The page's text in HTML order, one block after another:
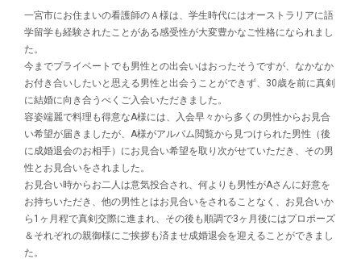
一宮市にお住まいの看護師のＡ様は、学生時代にはオーストラリアに語
学留学も経験されたことがある感受性が大変豊かなご性格になられまし
た。
今までプライベートでも男性との出会いはおったそうですが、なかなか
お付き合いしたいと思える男性と出会うことができず、30歳を前に真剣
に結婚に向き合うべくご入会いただきました。
容姿端麗で料理も得意なA様には、入会早々から多くの男性からお見合
い希望が届きましたが、A様がアルバム閲覧から見つけられた男性（後
に成婚退会のお相手）にお見合い希望を取り次がせていただき、その男
性とお見合いをされました。
お見合い時からお二人は意気投合され、何よりも男性がAさんに好意を
お持ちいただき、他の男性とはお見合いをされることなく、お見合いか
ら1ヶ月程で真剣交際に進まれ、その後も順調で3ヶ月後にはプロポーズ
＆それぞれの親御様にご挨拶も済ませ成婚退会を迎えることができまし
た。